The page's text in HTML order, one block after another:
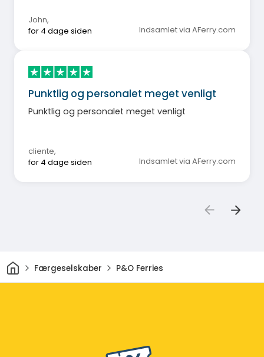
John,
for 4 dage siden
Indsamlet via AFerry.com
Punktlig og personalet meget venligt
Punktlig og personalet meget venligt
cliente,
for 4 dage siden
Indsamlet via AFerry.com
HjemFærgeselskaber P&O Ferries